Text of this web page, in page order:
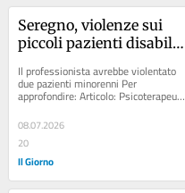
Seregno, violenze sui
piccoli pazienti disabili:
processo vuole aiuto
psicologico
Il professionista avrebbe violentato
due pazienti minorenni Per
approfondire: Articolo: Psicoterapeuta
accusato di abusi sessuali su
piccoli...
08.07.2026
20
Il Giorno